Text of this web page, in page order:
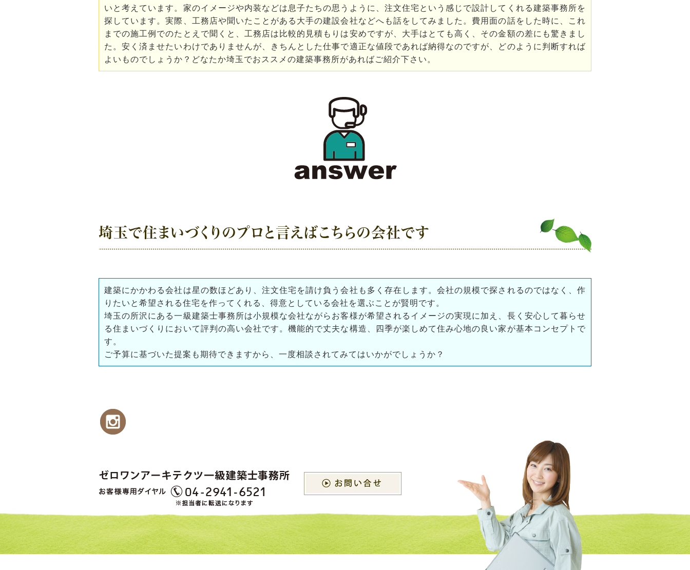
いと考えています。家のイメージや内装などは息子たちの思うように、注文住宅という感じで設計してくれる建築事務所を
探しています。実際、工務店や聞いたことがある大手の建設会社などへも話をしてみました。費用面の話をした時に、これ
までの施工例でのたとえで聞くと、工務店は比較的見積もりは安めですが、大手はとても高く、その金額の差にも驚きまし
た。安く済ませたいわけでありませんが、きちんとした仕事で適正な値段であれば納得なのですが、どのように判断すれば
よいものでしょうか？どなたか埼玉でおススメの建築事務所があればご紹介下さい。
埼玉で住まいづくりのプロと言えばこちらの会社です
建築にかかわる会社は星の数ほどあり、注文住宅を請け負う会社も多く存在します。会社の規模で探されるのではなく、作
りたいと希望される住宅を作ってくれる、得意としている会社を選ぶことが賢明です。
埼玉の所沢にある一級建築士事務所は小規模な会社ながらお客様が希望されるイメージの実現に加え、長く安心して暮らせ
る住まいづくりにおいて評判の高い会社です。機能的で丈夫な構造、四季が楽しめて住み心地の良い家が基本コンセプトで
す。
ご予算に基づいた提案も期待できますから、一度相談されてみてはいかがでしょうか？